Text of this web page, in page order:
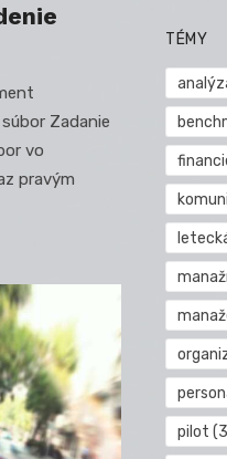
Zadanie
vo
pravým
TÉMY
pilot